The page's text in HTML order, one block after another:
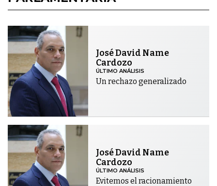
José David Name
Cardozo
ÚLTIMO ANÁLISIS
Un rechazo generalizado
José David Name
Cardozo
ÚLTIMO ANÁLISIS
Evitemos el racionamiento